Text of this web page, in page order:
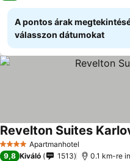
A pontos árak
válasszon dátumokat
4 KategóriaApartmanhotel
Revelton Suites
9,8 Kiváló 1513 0.1 km-re